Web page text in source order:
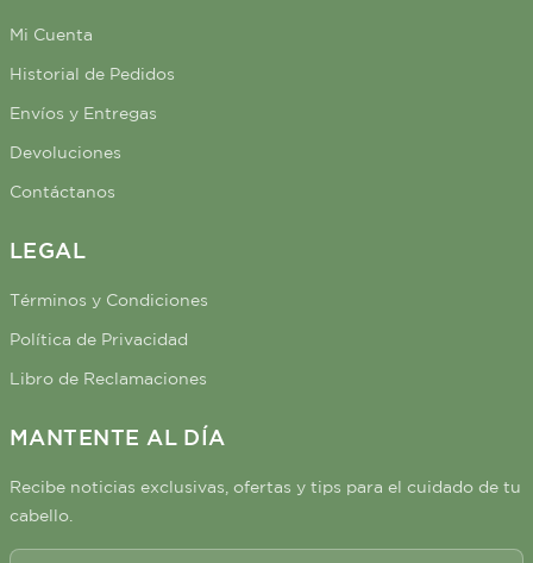
Mi Cuenta
Historial de Pedidos
Envíos y Entregas
Devoluciones
Contáctanos
LEGAL
Términos y Condiciones
Política de Privacidad
Libro de Reclamaciones
MANTENTE AL DÍA
Recibe noticias exclusivas, ofertas y tips para el cuidado de tu
cabello.